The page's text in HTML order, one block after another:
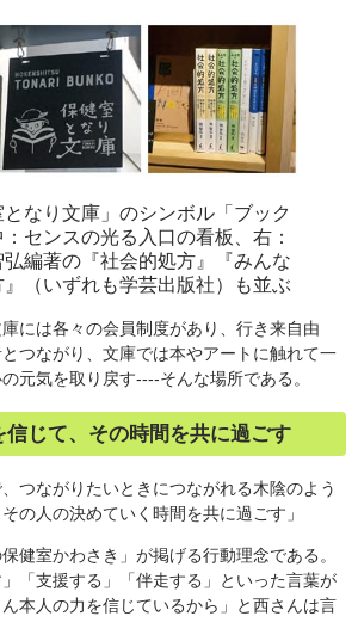
なり文庫」のシンボル「ブック
センスの光る入口の看板、右：
編著の『社会的処方』『みんな
（いずれも学芸出版社）も並ぶ
には各々の会員制度があり、行き来自由
つながり、文庫では本やアートに触れて一
元気を取り戻す----そんな場所である。
じて、その時間を共に過ごす
つながりたいときにつながれる木陰のよう
の人の決めていく時間を共に過ごす」
健室かわさき」が掲げる行動理念である。
「支援する」「伴走する」といった言葉が
本人の力を信じているから」と西さんは言